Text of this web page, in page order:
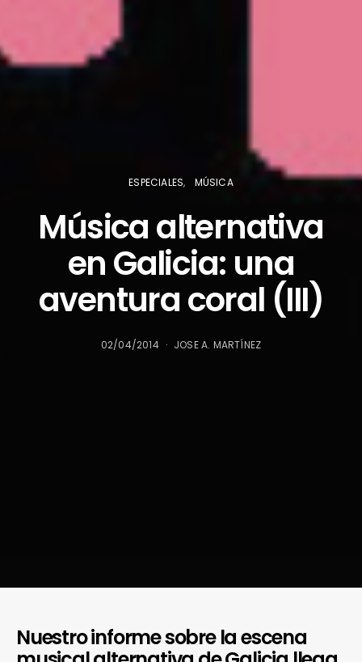
ESPECIALES MÚSICA
Música alternativa
en Galicia: una
aventura coral (III)
02/04/2014 JOSE A. MARTÍNEZ
Nuestro informe sobre la escena